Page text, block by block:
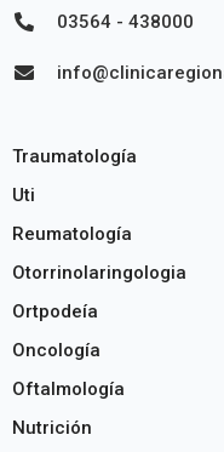
03564 - 438000
Traumatología
Uti
Reumatología
Otorrinolaringologia
Ortpodeía
Oncología
Oftalmología
Nutrición